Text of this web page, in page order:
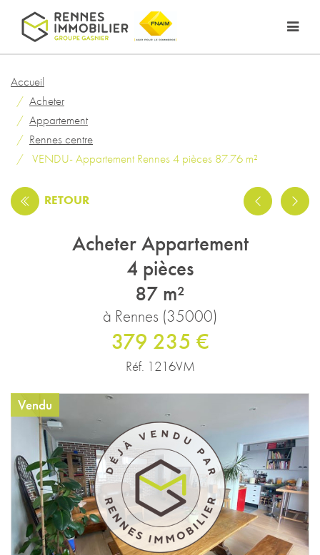
Accueil
Acheter
Appartement
Rennes centre
VENDU- Appartement Rennes 4 pièces 87.76 m²
RETOUR
Acheter Appartement
4 pièces
87 m²
à Rennes (35000)
379 235 €
Réf. 1216VM
Vendu